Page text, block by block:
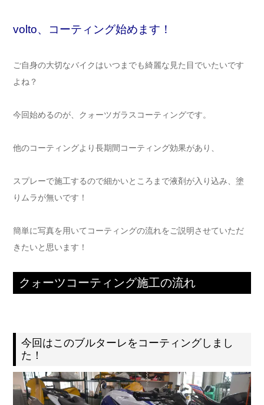
volto、コーティング始めます！
ご自身の大切なバイクはいつまでも綺麗な見た目でいたいです
よね？
今回始めるのが、クォーツガラスコーティングです。
他のコーティングより長期間コーティング効果があり、
スプレーで施工するので細かいところまで液剤が入り込み、塗
りムラが無いです！
簡単に写真を用いてコーティングの流れをご説明させていただ
きたいと思います！
クォーツコーティング施工の流れ
今回はこのブルターレをコーティングしまし
た！